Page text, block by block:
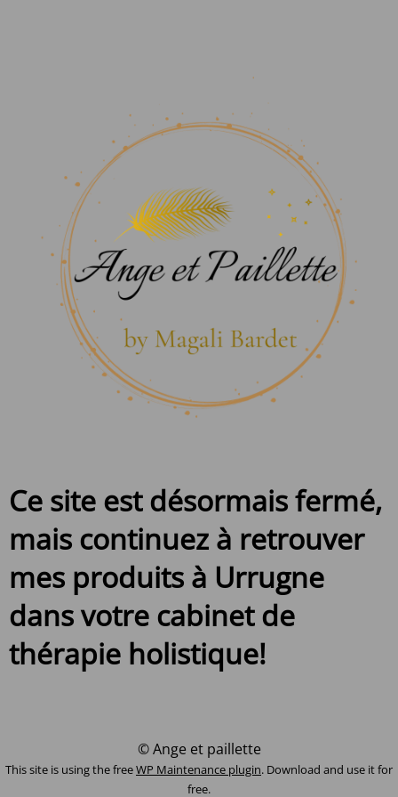
Ce site est désormais fermé,
mais continuez à retrouver
mes produits à Urrugne
dans votre cabinet de
thérapie holistique!
© Ange et paillette
This site is using the freeWP Maintenance plugin. Download and use it for
free.